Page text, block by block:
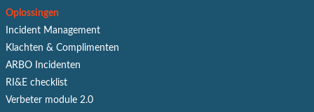
Oplossingen
Incident Management
Klachten & Complimenten
ARBO Incidenten
RI&E checklist
Verbeter module 2.0